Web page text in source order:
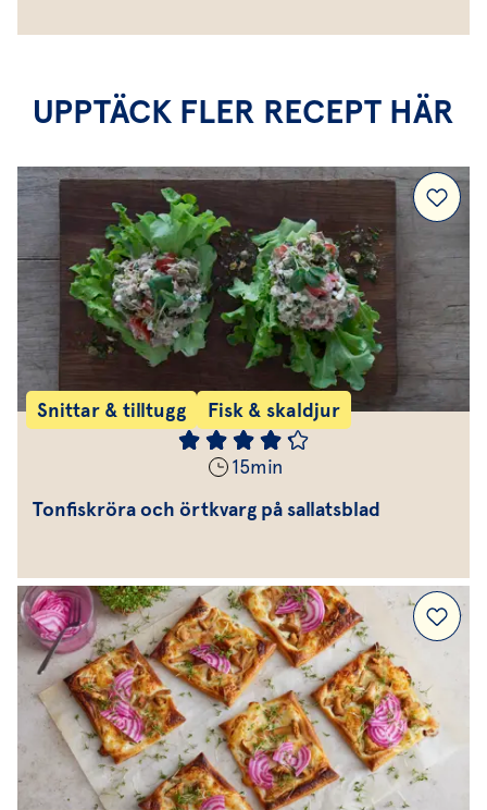
UPPTÄCK FLER RECEPT HÄR
Snittar & tilltugg Fisk & skaldjur
15min
Tonfiskröra och örtkvarg på sallatsblad